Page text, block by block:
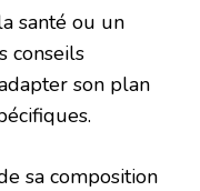
santé ou un
conseils
son plan
sa composition